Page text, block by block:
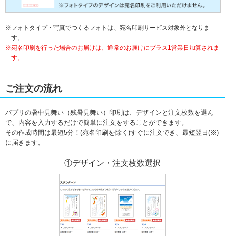
フォトタイプ・写真でつくるフォトは、宛名印刷サービス対象外となりま
す。
宛名印刷を行った場合のお届けは、通常のお届けにプラス1営業日加算されま
す。
ご注文の流れ
パプリの暑中見舞い（残暑見舞い）印刷は、デザインと注文枚数を選ん
で、内容を入力するだけで簡単に注文をすることができます。
その作成時間は最短5分！(宛名印刷を除く)すぐに注文でき、最短翌日(※)
に届きます。
①デザイン・注文枚数選択